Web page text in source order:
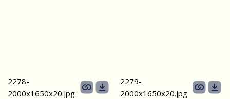
2278-
2000х1650х20.jpg
2279-
2000х1650х20.jpg